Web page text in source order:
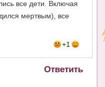
все дети. Включая
мертвым), все
+1
Ответить